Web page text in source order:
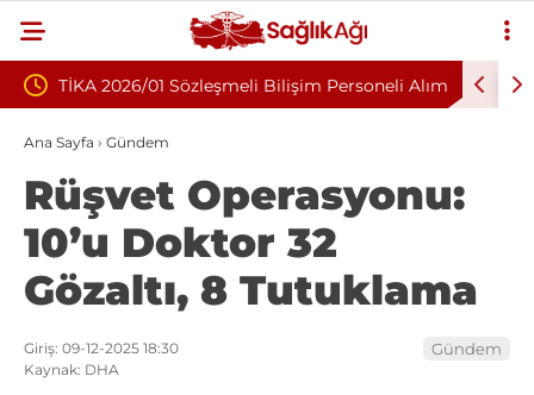
Bilişim Personeli Alım Nükleoplasti mi, Ameliyat mı? Bel
Ana Sayfa › Gündem
Rüşvet Operasyonu:
10’u Doktor 32
Gözaltı, 8 Tutuklama
Giriş: 09-12-2025 18:30
Kaynak: DHA
Gündem